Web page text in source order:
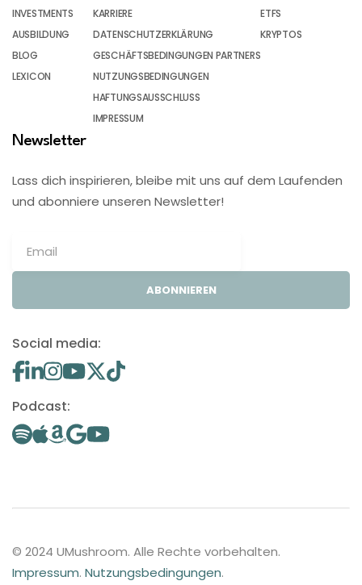
INVESTMENTS
AUSBILDUNG
BLOG
LEXICON
KARRIERE
DATENSCHUTZERKLÄRUNG
GESCHÄFTSBEDINGUNGEN PARTNERS
NUTZUNGSBEDINGUNGEN
HAFTUNGSAUSSCHLUSS
IMPRESSUM
ETFS
KRYPTOS
Newsletter
Lass dich inspirieren, bleibe mit uns auf dem Laufenden
und abonniere unseren Newsletter!
ABONNIEREN
Social media:
Podcast:
© 2024 UMushroom. Alle Rechte vorbehalten.
Impressum. Nutzungsbedingungen.